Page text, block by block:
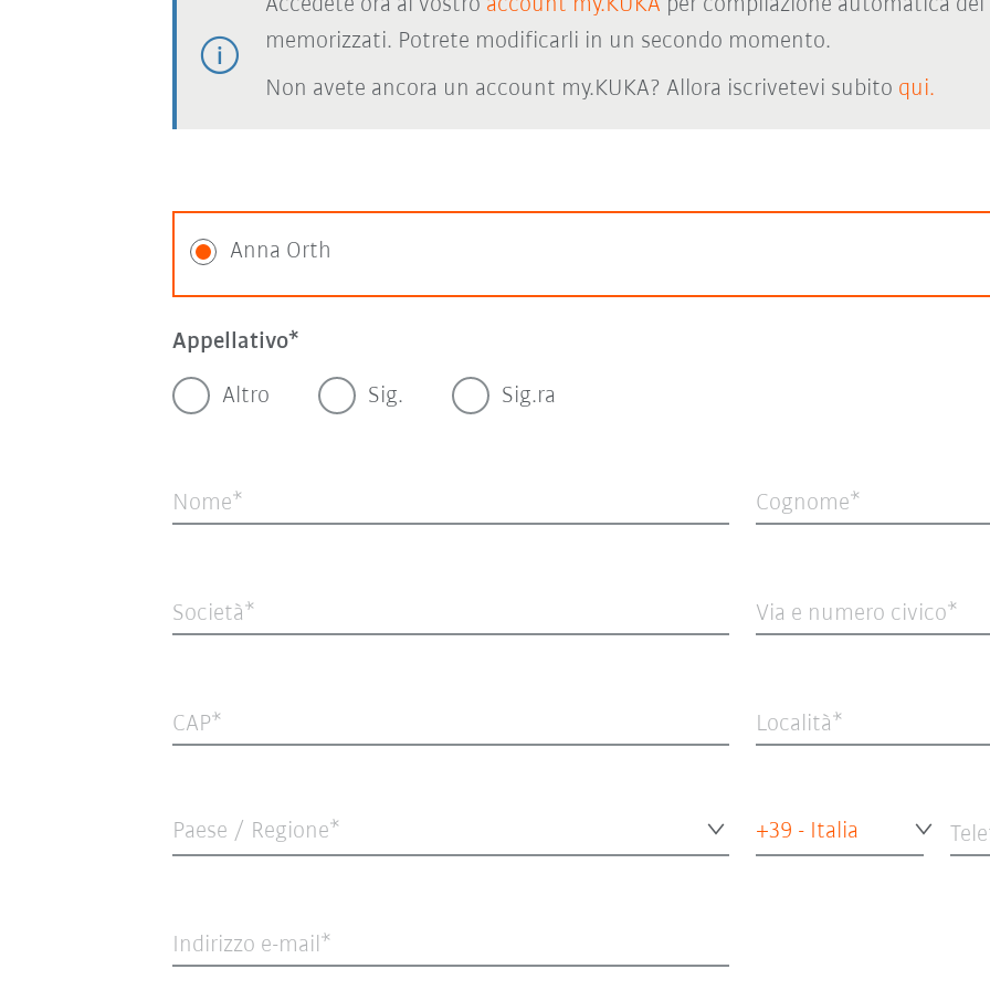
memorizzati. Potrete modificarli in un secondo momento.
Non avete ancora un account my.KUKA? Allora iscrivetevi subito qui.
Anna Orth
Appellativo
Altro Sig. Sig.ra
Nome Cognome
Società Via e numero civico
CAP Località
Paese / Regione* +39 - Italia
Indirizzo e-mail